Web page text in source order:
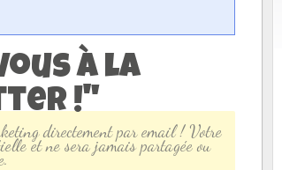
à la
!"
directement par email ! Votre
et ne sera jamais partagée ou